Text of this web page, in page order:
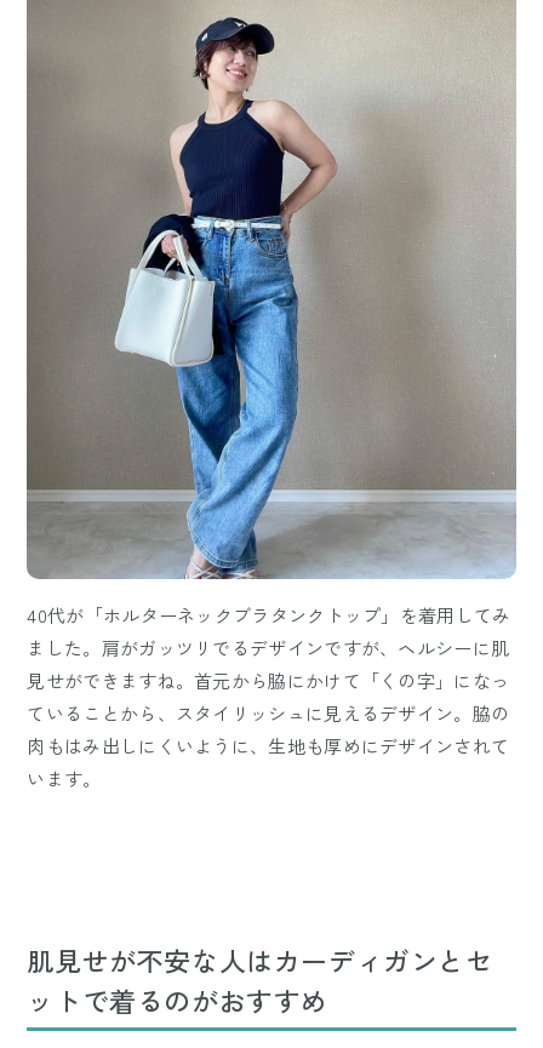
40代が「ホルターネックブラタンクトップ」を着用してみ
ました。肩がガッツリでるデザインですが、ヘルシーに肌
見せができますね。首元から脇にかけて「くの字」になっ
ていることから、スタイリッシュに見えるデザイン。脇の
肉もはみ出しにくいように、生地も厚めにデザインされて
います。
肌見せが不安な人はカーディガンとセ
ットで着るのがおすすめ